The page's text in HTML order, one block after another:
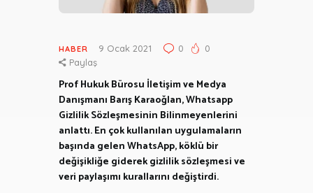
HABER 9 Ocak 2021 0
0
Paylaş
Prof Hukuk Bürosu İletişim ve Medya
Danışmanı Barış Karaoğlan, Whatsapp
Gizlilik Sözleşmesinin Bilinmeyenlerini
anlattı. En çok kullanılan uygulamaların
başında gelen WhatsApp, köklü bir
değişikliğe giderek gizlilik sözleşmesi ve
veri paylaşımı kurallarını değiştirdi.